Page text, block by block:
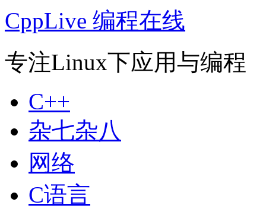
CppLive 编程在线
专注Linux下应用与编程
C++
杂七杂八
网络
C语言